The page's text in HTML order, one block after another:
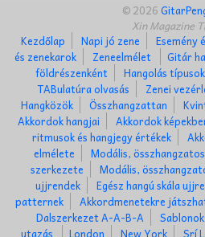
© 2026
Xin Magazine
Kezdőlap
Napi jó zene Esemény
és zenekarok
Zeneelmélet Gitár
földrészenként
Hangolás típusok
TABulatúra olvasás
Zenei
Hangközök
Összhangzattan
Akkordok hangjai
Akkordok
ritmusok és hangjegy értékek
elmélete
Modális,
szerkezete
Modális,
ujjrendek
Egész hangú skála
patternek
Akkordmenetekre
Dalszerkezet A-A-B-A
Sablonok
utazás
London New York Srí